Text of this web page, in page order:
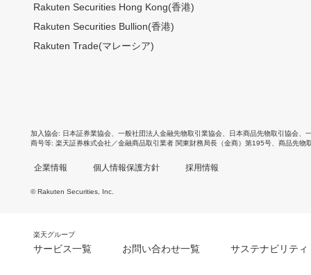
Rakuten Securities Hong Kong(香港)
Rakuten Securities Bullion(香港)
Rakuten Trade(マレーシア)
加入協会 日本証券業協会 一般社団法人金融先物取引業協会 日本商品先物取引協会
商号等 楽天証券株式会社／金融商品取引業者 関東財務局長（金商）第195号、商品先物
企業情報 個人情報保護方針 採用情報
© Rakuten Securities, Inc.
楽天グループ
サービス一覧 お問い合わせ一覧 サステナビリティ